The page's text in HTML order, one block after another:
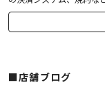
■店舗ブログ